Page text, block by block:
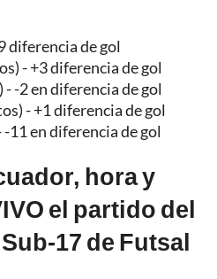
diferencia de gol
- +3 diferencia de gol
-2 en diferencia de gol
- +1 diferencia de gol
11 en diferencia de gol
hora y
el partido del
17 de Futsal